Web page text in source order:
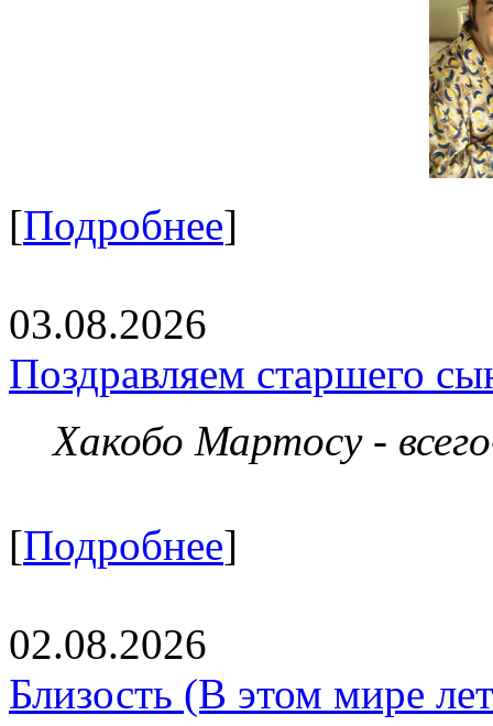
[Подробнее]
03.08.2026
Поздравляем старшего
Хакобо Мартосу -
[Подробнее]
02.08.2026
Близость (В этом мире